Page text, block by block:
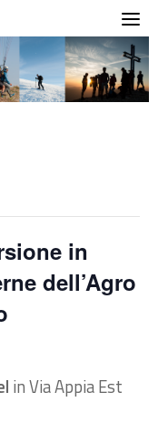
in
dell’Agro
in Via Appia Est